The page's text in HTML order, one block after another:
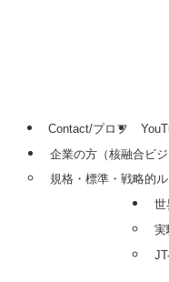
Contact/プロフ
企業の方（核融合ビジ
規格・標準・戦略的
世
実